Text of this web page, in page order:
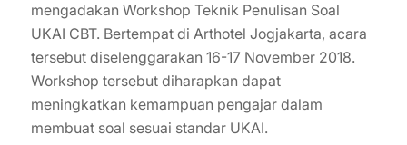
mengadakan Workshop Teknik Penulisan Soal
UKAI CBT. Bertempat di Arthotel Jogjakarta, acara
tersebut diselenggarakan 16-17 November 2018.
Workshop tersebut diharapkan dapat
meningkatkan kemampuan pengajar dalam
membuat soal sesuai standar UKAI.